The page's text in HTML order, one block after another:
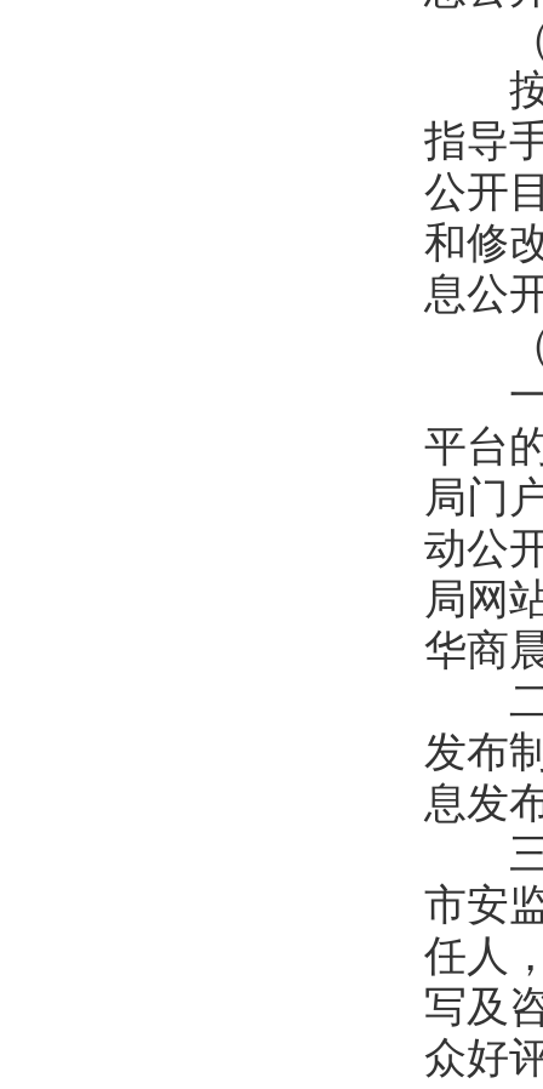
（
按
指导
公开
和修
息公
（
一
平台
局门
动公
局网
华商
二
发布
息发
三
市安
任人
写及
众好